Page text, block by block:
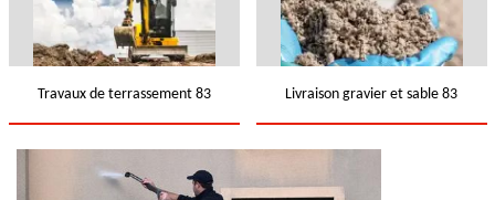
Travaux de terrassement 83 Livraison gravier et sable 83